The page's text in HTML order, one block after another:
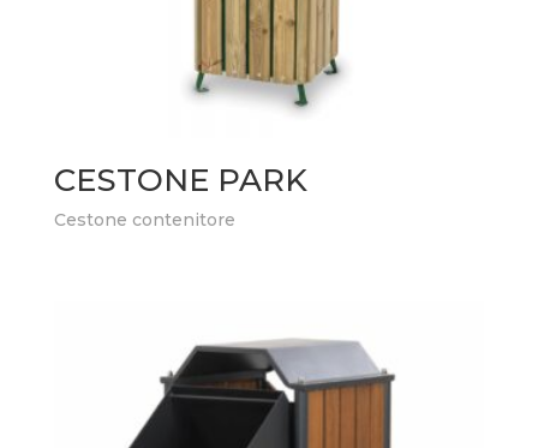
CESTONE PARK
Cestone contenitore